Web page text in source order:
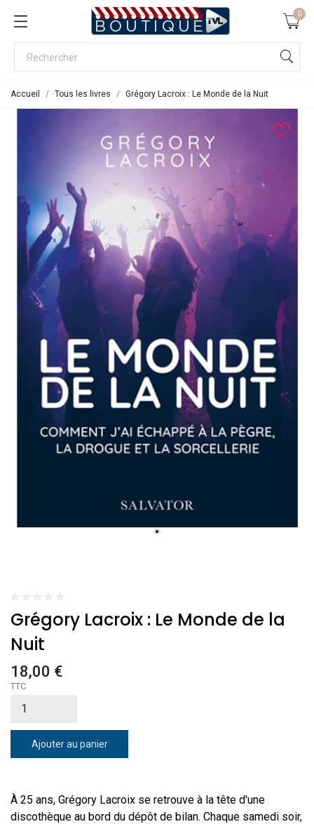
0
Accueil Tous les livres Grégory Lacroix : Le Monde de la Nuit
Grégory Lacroix : Le Monde de la
Nuit
18,00 €
TTC
Ajouter au panier
À 25 ans, Grégory Lacroix se retrouve à la tête d'une
discothèque au bord du dépôt de bilan. Chaque samedi soir,